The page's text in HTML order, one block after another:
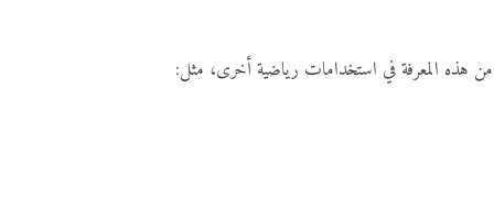
من هذه المعرفة في استخدامات رياضية أخرى، مثل: